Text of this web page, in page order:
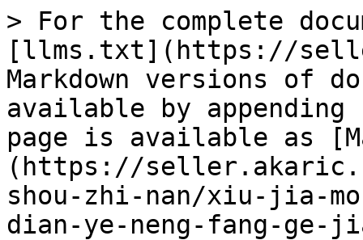
> For the complete
[llms.txt](https://
Markdown versions of
available by
page is available as
(https://
shou-zhi-nan/xiu-jia-
dian-ye-neng-fang-ge-